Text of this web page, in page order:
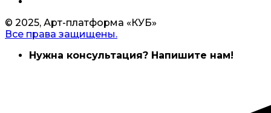
© 2025, Арт-платформа «КУБ»
Все права защищены.
Нужна консультация? Напишите нам!